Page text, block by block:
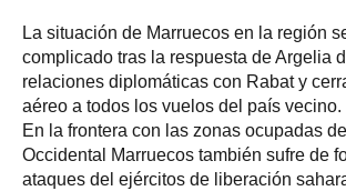
La situación de Marruecos en la región
complicado tras la respuesta de Argelia
relaciones diplomáticas con Rabat y
aéreo a todos los vuelos del país vecino.
En la frontera con las zonas ocupadas
Occidental Marruecos también sufre de
ataques del ejércitos de liberación